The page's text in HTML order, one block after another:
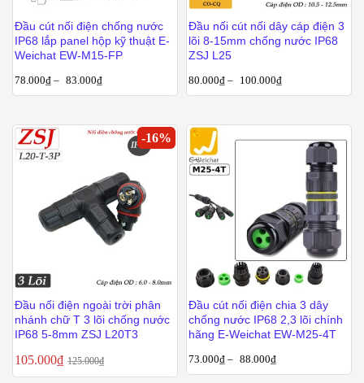
Đầu cút nối điện chống nước
IP68 lắp panel hộp kỹ thuật E-
Weichat EW-M15-FP
78.000₫ – 83.000₫
Đầu nối cút nối dây cáp điện 3
lõi 8-15mm chống nước IP68
ZSJ L25
80.000₫ – 100.000₫
-16%
Đầu nối điện ngoài trời phân
nhánh chữ T 3 lõi chống nước
IP68 5-8mm ZSJ L20T3
105.000₫ 125.000₫
Đầu cút nối điện chia 3 dây
chống nước IP68 2,3 lõi chính
hãng E-Weichat EW-M25-4T
73.000₫ – 88.000₫